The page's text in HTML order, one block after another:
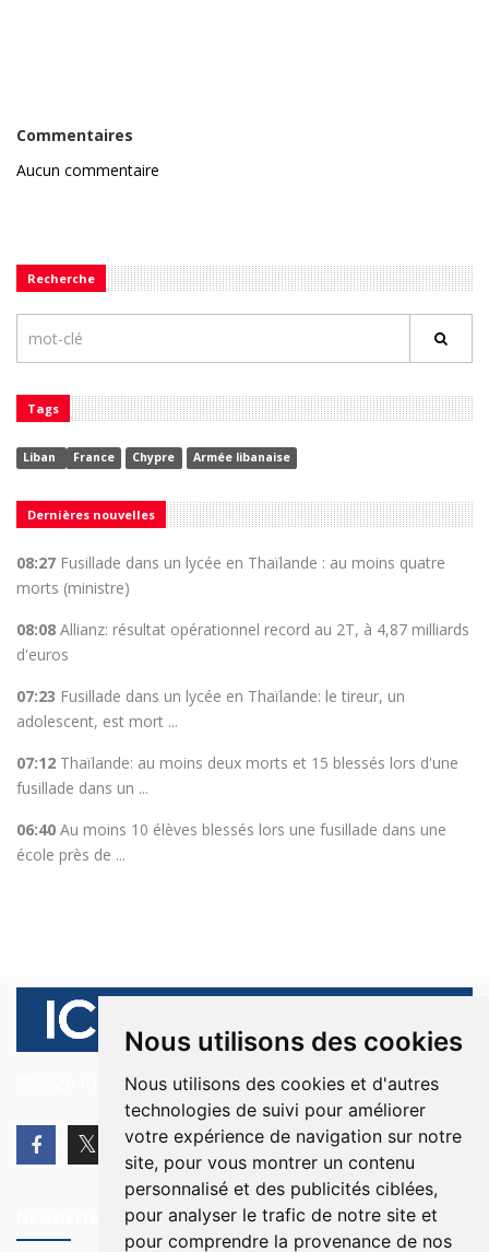
Nous utilisons des cookies
Nous utilisons des cookies et d'autres
technologies de suivi pour améliorer
votre expérience de navigation sur notre
site, pour vous montrer un contenu
personnalisé et des publicités ciblées,
pour analyser le trafic de notre site et
pour comprendre la provenance de nos
Commentaires
Aucun commentaire
Recherche
Tags
Liban France Chypre Armée libanaise
Dernières nouvelles
08:27 Fusillade dans un lycée en Thaïlande : au moins quatre
morts (ministre)
08:08 Allianz: résultat opérationnel record au 2T, à 4,87 milliards
d'euros
07:23 Fusillade dans un lycée en Thaïlande: le tireur, un
adolescent, est mort ...
07:12 Thaïlande: au moins deux morts et 15 blessés lors d'une
fusillade dans un ...
06:40 Au moins 10 élèves blessés lors une fusillade dans une
école près de ...
© 2026 Ici Beyrouth. Tous les droits sont réservés.